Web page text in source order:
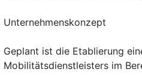
Unternehmenskonzept
Geplant ist die Etablierung
Mobilitätsdienstleisters im